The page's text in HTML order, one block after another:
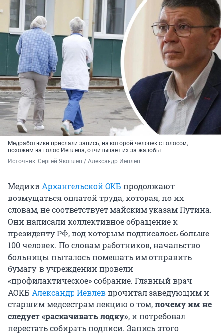
Медработники прислали запись, на которой человек с голосом,
похожим на голос Иевлева, отчитывает их за жалобы
Источник: Сергей Яковлев / Александр Иевлев
МедикиАрхангельской ОКБ продолжают
возмущаться оплатой труда, которая, по их
словам, не соответствует майским указам Путина.
Они написали коллективное обращение к
президенту РФ, под которым подписалось больше
100 человек. По словам работников, начальство
больницы пыталось помешать им отправить
бумагу: в учреждении провели
«профилактическое» собрание. Главный врач
АОКБ Александр Иевлевпрочитал заведующим и
старшим медсестрам лекцию о том,почему им не
следует «раскачивать лодку»,ипотребовал
перестать собирать подписи. Запись этого